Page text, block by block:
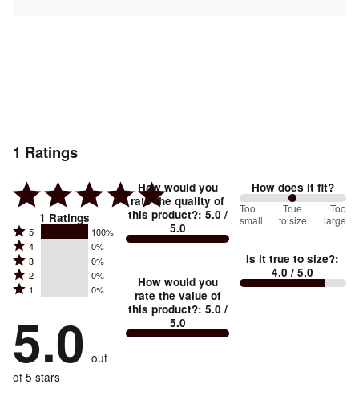
1 Ratings
1 Ratings
Rated
5
stars
by
of
reviewers
5 100%
Rated
4
stars
by
of
reviewers
4 0%
Rated
3
stars
0%
of
reviewers
3 0%
Rated
2
by
0%
of
reviewers
2 0%
Rated
stars
by
0%
of
1 0%
5.0 out
of 5 stars
How would you
rate the quality of
this product?: 5.0 /
5.0
How would you
rate the value of
this product?: 5.0 /
5.0
How does it fit?
100
between
small
and
Too
small
True
to size
Too
large
Is it true to size?:
4.0 / 5.0